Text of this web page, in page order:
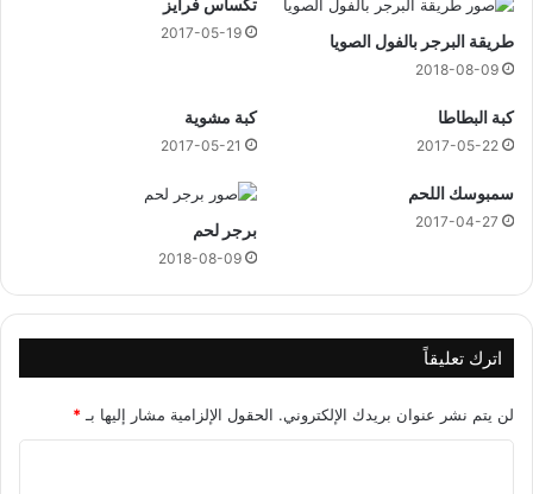
طريقة البرجر بالفول الصويا
2018-08-09
تكساس فرايز
2017-05-19
كبة البطاطا
2017-05-22
كبة مشوية
2017-05-21
سمبوسك اللحم
2017-04-27 برجر لحم
2018-08-09
اترك تعليقاً
لن يتم نشر عنوان بريدك الإلكتروني. الحقول الإلزامية مشار إليها بـ *